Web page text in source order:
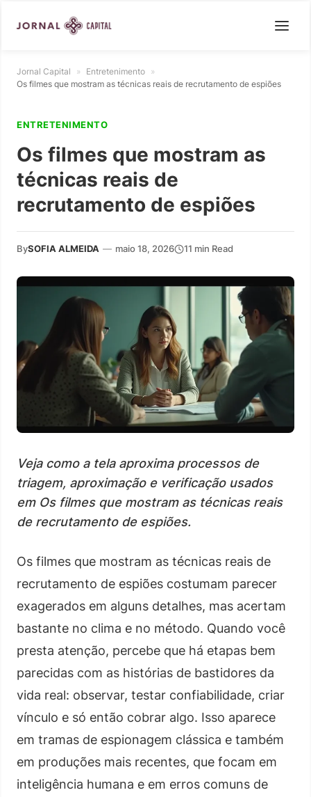
Jornal Capital » Entretenimento »
Os filmes que mostram as técnicas reais de recrutamento de espiões
ENTRETENIMENTO
Os filmes que mostram as
técnicas reais de
recrutamento de espiões
BySOFIA ALMEIDA — maio 18, 2026 11 min Read
Veja como a tela aproxima processos de
triagem, aproximação e verificação usados
em Os filmes que mostram as técnicas reais
de recrutamento de espiões.
Os filmes que mostram as técnicas reais de
recrutamento de espiões costumam parecer
exagerados em alguns detalhes, mas acertam
bastante no clima e no método. Quando você
presta atenção, percebe que há etapas bem
parecidas com as histórias de bastidores da
vida real: observar, testar confiabilidade, criar
vínculo e só então cobrar algo. Isso aparece
em tramas de espionagem clássica e também
em produções mais recentes, que focam em
inteligência humana e em erros comuns de